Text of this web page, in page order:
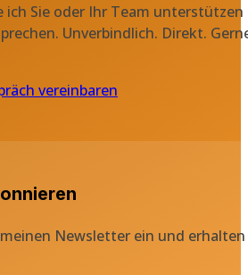
ich Sie oder Ihr Team unterstützen
Unverbindlich. Direkt.
vereinbaren
Newsletter ein und